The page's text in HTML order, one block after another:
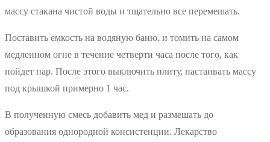
массу стакана чистой воды и тщательно все перемешать.
Поставить емкость на водяную баню, и томить на самом
медленном огне в течение четверти часа после того, как
пойдет пар. После этого выключить плиту, настаивать массу
под крышкой примерно 1 час.
В полученную смесь добавить мед и размешать до
образования однородной консистенции. Лекарство